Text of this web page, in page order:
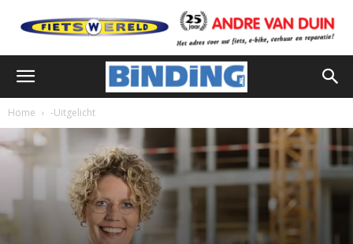
Home -Uitgelicht